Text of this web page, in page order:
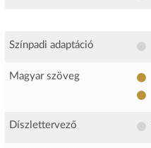
Színpadi adaptáció
Magyar szöveg
Díszlettervező